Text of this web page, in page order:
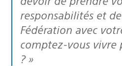
responsabilités et
Fédération avec
comptez-vous vivre
? »